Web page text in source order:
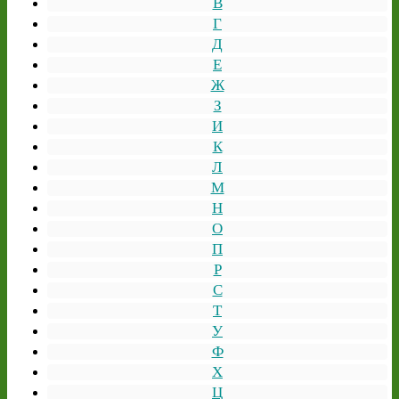
Г
Д
Е
Ж
З
И
К
Л
М
Н
О
П
Р
С
Т
У
Ф
Х
Ц